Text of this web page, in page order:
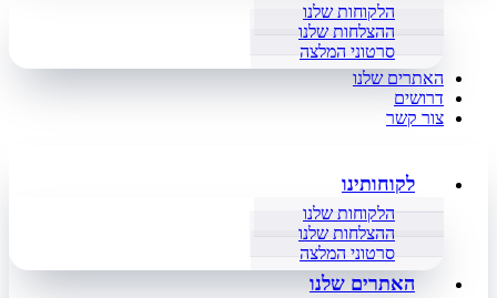
הלקוחות שלנו
ההצלחות שלנו
סרטוני המלצה
האתרים שלנו
דרושים
צור קשר
לקוחותינו
הלקוחות שלנו
ההצלחות שלנו
סרטוני המלצה
האתרים שלנו